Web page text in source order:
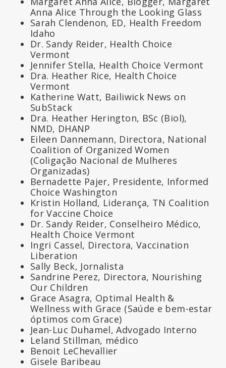
Anna Alice Through the Looking Glass
Sarah Clendenon, ED, Health Freedom
Idaho
Dr. Sandy Reider, Health Choice
Vermont
Jennifer Stella, Health Choice Vermont
Dra. Heather Rice, Health Choice
Vermont
Katherine Watt, Bailiwick News on
SubStack
Dra. Heather Herington, BSc (Biol),
NMD, DHANP
Eileen Dannemann, Directora, National
Coalition of Organized Women
(Coligação Nacional de Mulheres
Organizadas)
Bernadette Pajer, Presidente, Informed
Choice Washington
Kristin Holland, Liderança, TN Coalition
for Vaccine Choice
Dr. Sandy Reider, Conselheiro Médico,
Health Choice Vermont
Ingri Cassel, Directora, Vaccination
Liberation
Sally Beck, Jornalista
Sandrine Perez, Directora, Nourishing
Our Children
Grace Asagra, Optimal Health &
Wellness with Grace (Saúde e bem-estar
óptimos com Grace)
Jean-Luc Duhamel, Advogado Interno
Leland Stillman, médico
Benoit LeChevallier
Gisele Baribeau